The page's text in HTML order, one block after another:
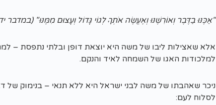
"אַכֶּנּוּ בַדֶּבֶר וְאוֹרִשֶׁנּוּ וְאֶעֱשֶׂה אֹתְךָ לְגוֹי גָּדוֹל וְעָצוּם מִמֶּנּוּ" (במדבר
אלא שאצילות ליבו של משה היא יוצאת דופן ובלתי נתפסת –
למלכודות האגו של השמחה לאיד והנקם.
ניכר שאהבתו של משה לבני ישראל היא ללא תנאי – בנימוק
לסלוח לעם: